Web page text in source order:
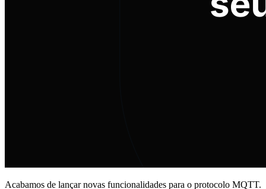
Acabamos de lançar novas funcionalidades para o protocolo MQTT.